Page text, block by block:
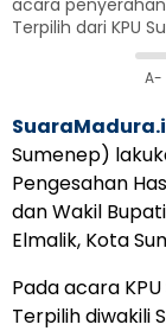
Terpilih dari KPU
A-
Sumenep)
Pengesahan
dan Wakil
Elmalik, Kota
Pada acara
Terpilih diwakili